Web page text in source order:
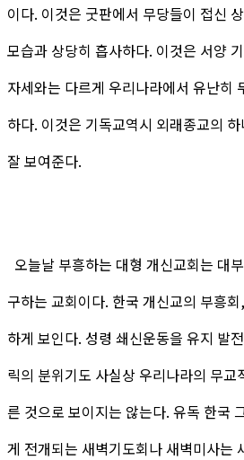
이다. 이것은 굿판에서 무당들이 접신
모습과 상당히 흡사하다. 이것은 서양
자세와는 다르게 우리나라에서 유난히
하다. 이것은 기독교역시 외래종교의
잘 보여준다.
오늘날 부흥하는 대형 개신교회는 대
구하는 교회이다. 한국 개신교의 부흥
하게 보인다. 성령 쇄신운동을 유지 발
릭의 분위기도 사실상 우리나라의 무
른 것으로 보이지는 않는다. 유독 한국
게 전개되는 새벽기도회나 새벽미사는